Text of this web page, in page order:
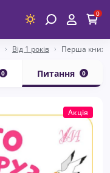
0
Від 1 років Перша
0 Питання 0
Акція